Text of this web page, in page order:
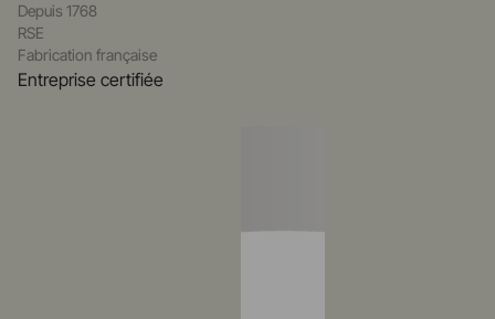
Depuis 1768
RSE
Fabrication française
Entreprise certifiée